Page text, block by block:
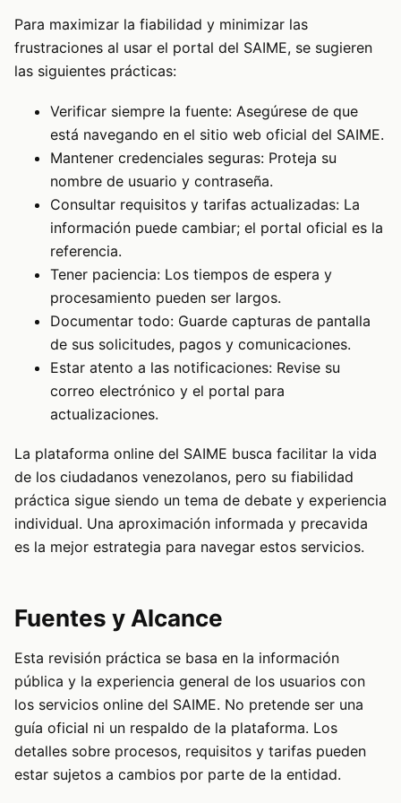
Para maximizar la fiabilidad y minimizar las
frustraciones al usar el portal del SAIME, se sugieren
las siguientes prácticas:
Verificar siempre la fuente: Asegúrese de que
está navegando en el sitio web oficial del SAIME.
Mantener credenciales seguras: Proteja su
nombre de usuario y contraseña.
Consultar requisitos y tarifas actualizadas: La
información puede cambiar; el portal oficial es la
referencia.
Tener paciencia: Los tiempos de espera y
procesamiento pueden ser largos.
Documentar todo: Guarde capturas de pantalla
de sus solicitudes, pagos y comunicaciones.
Estar atento a las notificaciones: Revise su
correo electrónico y el portal para
actualizaciones.
La plataforma online del SAIME busca facilitar la vida
de los ciudadanos venezolanos, pero su fiabilidad
práctica sigue siendo un tema de debate y experiencia
individual. Una aproximación informada y precavida
es la mejor estrategia para navegar estos servicios.
Fuentes y Alcance
Esta revisión práctica se basa en la información
pública y la experiencia general de los usuarios con
los servicios online del SAIME. No pretende ser una
guía oficial ni un respaldo de la plataforma. Los
detalles sobre procesos, requisitos y tarifas pueden
estar sujetos a cambios por parte de la entidad.